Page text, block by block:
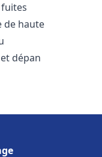
de haute
dépan